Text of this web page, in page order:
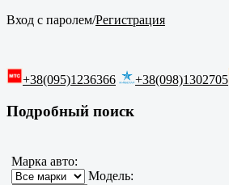
Вход с паролем/Регистрация
+38(095)1236366 +38(098)1302705
Подробный поиск
Марка авто:
Модель: